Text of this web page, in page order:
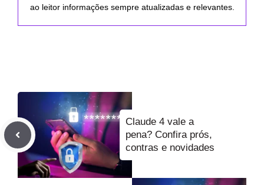
ao leitor informações sempre atualizadas e relevantes.
Claude 4 vale a
pena? Confira prós,
contras e novidades